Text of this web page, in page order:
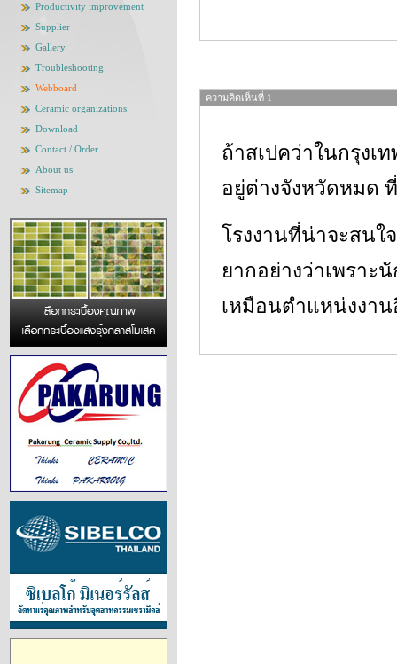
Productivity improvement
Supplier
Gallery
Troubleshooting
Webboard
Ceramic organizations
Download
Contact / Order
About us
Sitemap
ความคิดเห็นที่ 1
ถ้าสเปคว่าในกรุงเ
อยู่ต่างจังหวัดหมด
โรงงานที่น่าจะสนใ
ยากอย่างว่าเพรา
เหมือนตำแหน่งงา